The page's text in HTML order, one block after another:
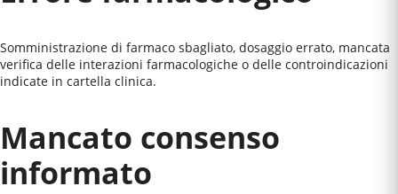
Somministrazione di farmaco sbagliato, dosaggio errato, mancata
verifica delle interazioni farmacologiche o delle controindicazioni
indicate in cartella clinica.
Mancato consenso
informato